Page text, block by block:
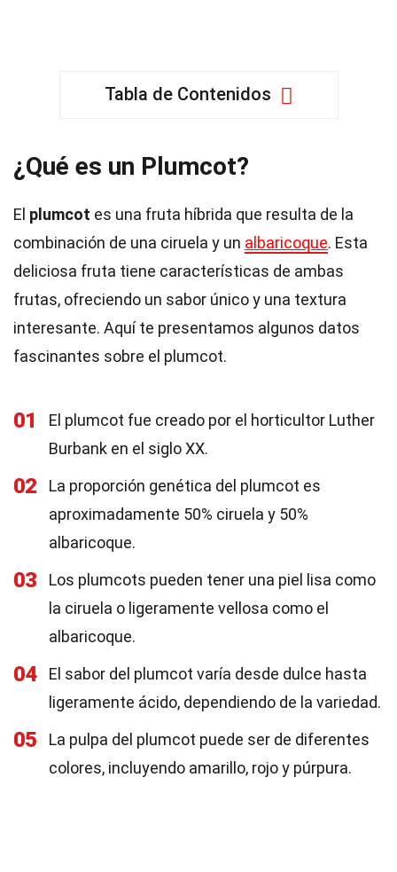
Tabla de Contenidos
¿Qué es un Plumcot?
El plumcot es una fruta híbrida que resulta de la
combinación de una ciruela y un albaricoque. Esta
deliciosa fruta tiene características de ambas
frutas, ofreciendo un sabor único y una textura
interesante. Aquí te presentamos algunos datos
fascinantes sobre el plumcot.
01
El plumcot fue creado por el horticultor Luther
Burbank en el siglo XX.
02
La proporción genética del plumcot es
aproximadamente 50% ciruela y 50%
albaricoque.
03
Los plumcots pueden tener una piel lisa como
la ciruela o ligeramente vellosa como el
albaricoque.
04
El sabor del plumcot varía desde dulce hasta
ligeramente ácido, dependiendo de la variedad.
05
La pulpa del plumcot puede ser de diferentes
colores, incluyendo amarillo, rojo y púrpura.